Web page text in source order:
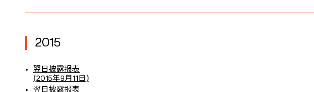
2015
翌日披露报表
(2015年9月11日)
翌日披露报表